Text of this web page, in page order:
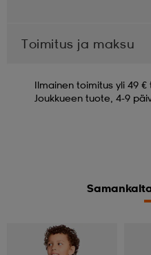
Toimitus ja maksu
Ilmainen toimitus yli 49 €
Joukkueen tuote, 4-9